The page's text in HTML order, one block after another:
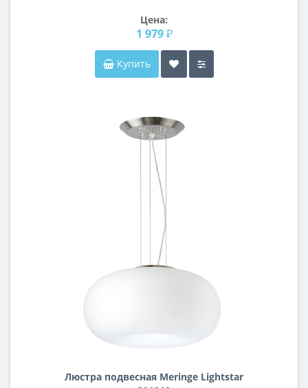
Цена:
1 979 ₽
Купить
Люстра подвесная Meringe Lightstar